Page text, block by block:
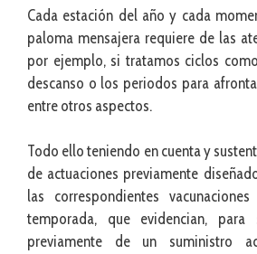
Cada estación del año y cada
paloma mensajera requiere de las
por ejemplo, si tratamos ciclos
descanso o los periodos para
entre otros aspectos.
Todo ello teniendo en cuenta y
de actuaciones previamente
las correspondientes
temporada, que evidencian, para
previamente de un suministro